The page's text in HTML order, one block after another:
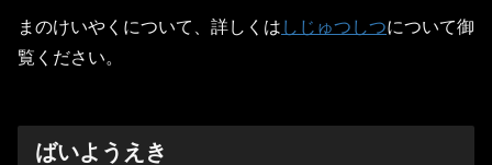
まのけいやくについて、詳しくは しじゅつしつについて御
覧ください。
ばいようえき